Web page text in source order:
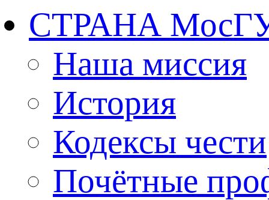
СТРАНА
Наша миссия
История
Кодексы чести
Почётные